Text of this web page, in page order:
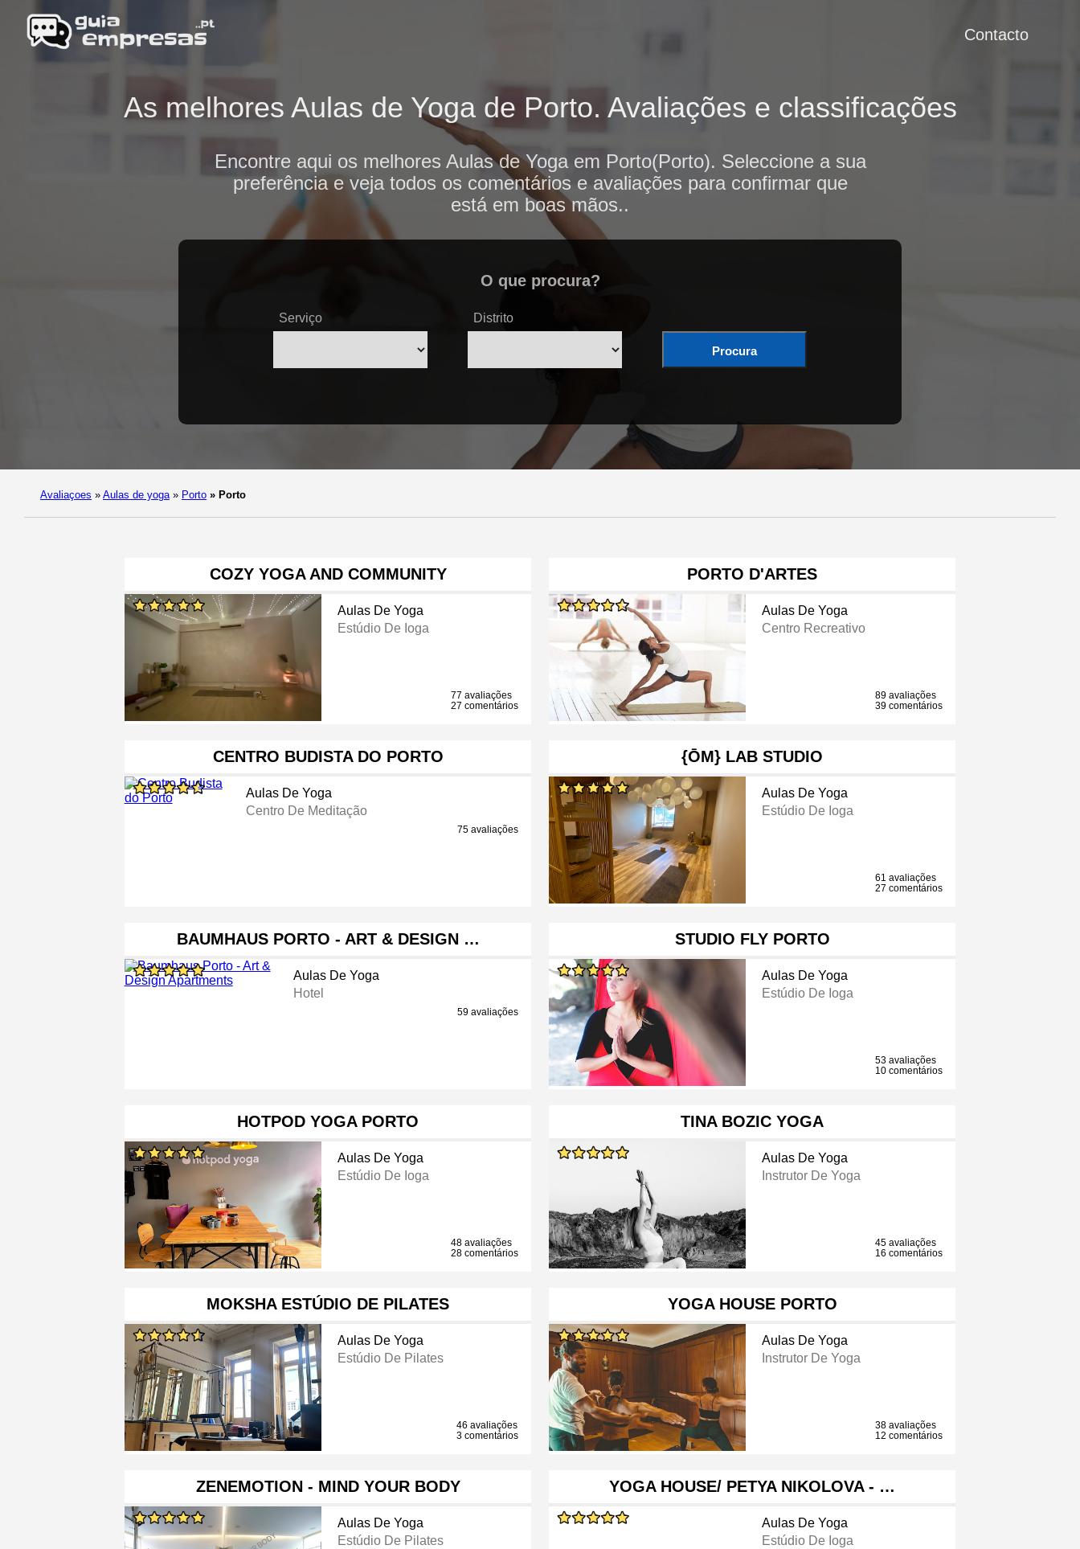
Contacto
As melhores Aulas de Yoga de Porto. Avaliações e classificações
Encontre aqui os melhores Aulas de Yoga em Porto(Porto). Seleccione a sua
preferência e veja todos os comentários e avaliações para confirmar que
está em boas mãos..
O que procura?
Serviço Distrito
Procura
Avaliaçoes » Aulas de yoga » Porto » Porto
COZY YOGA AND COMMUNITY
Aulas De Yoga
Estúdio De Ioga
77 avaliações
27 comentários
PORTO D'ARTES
Aulas De Yoga
Centro Recreativo
89 avaliações
39 comentários
CENTRO BUDISTA DO PORTO
Aulas De Yoga
Centro De Meditação
75 avaliações
{ŌM} LAB STUDIO
Aulas De Yoga
Estúdio De Ioga
61 avaliações
27 comentários
BAUMHAUS PORTO - ART & DESIGN …
Aulas De Yoga
Hotel
59 avaliações
STUDIO FLY PORTO
Aulas De Yoga
Estúdio De Ioga
53 avaliações
10 comentários
HOTPOD YOGA PORTO
Aulas De Yoga
Estúdio De Ioga
48 avaliações
28 comentários
TINA BOZIC YOGA
Aulas De Yoga
Instrutor De Yoga
45 avaliações
16 comentários
MOKSHA ESTÚDIO DE PILATES
Aulas De Yoga
Estúdio De Pilates
46 avaliações
3 comentários
YOGA HOUSE PORTO
Aulas De Yoga
Instrutor De Yoga
38 avaliações
12 comentários
ZENEMOTION - MIND YOUR BODY
Aulas De Yoga
Estúdio De Pilates
YOGA HOUSE/ PETYA NIKOLOVA - …
Aulas De Yoga
Estúdio De Ioga